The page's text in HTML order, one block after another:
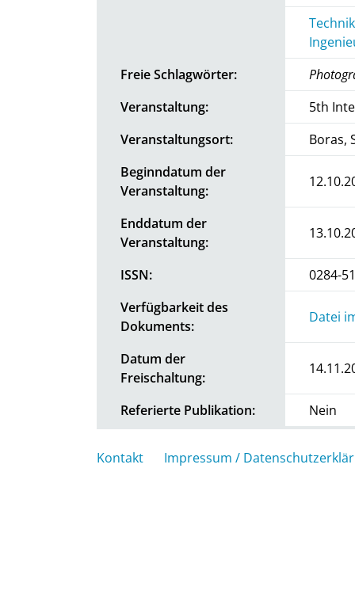
Freie Schlagwörter:
Veranstaltung:
5th
Veranstaltungsort:
Boras,
Beginndatum der
Veranstaltung:
Enddatum der
Veranstaltung:
ISSN:
0284-
Verfügbarkeit des
Dokuments:
Datei
Datum der
Freischaltung:
Referierte Publikation: Nein
Kontakt Impressum /